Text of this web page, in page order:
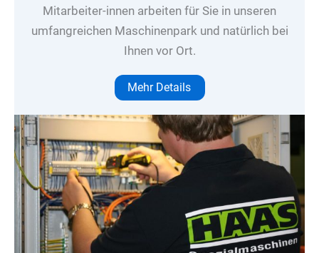
Mitarbeiter-innen arbeiten für Sie in unseren
umfangreichen Maschinenpark und natürlich bei
Ihnen vor Ort.
Mehr Details